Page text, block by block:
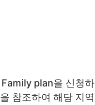
plan을 신청
참조하여 해당 지